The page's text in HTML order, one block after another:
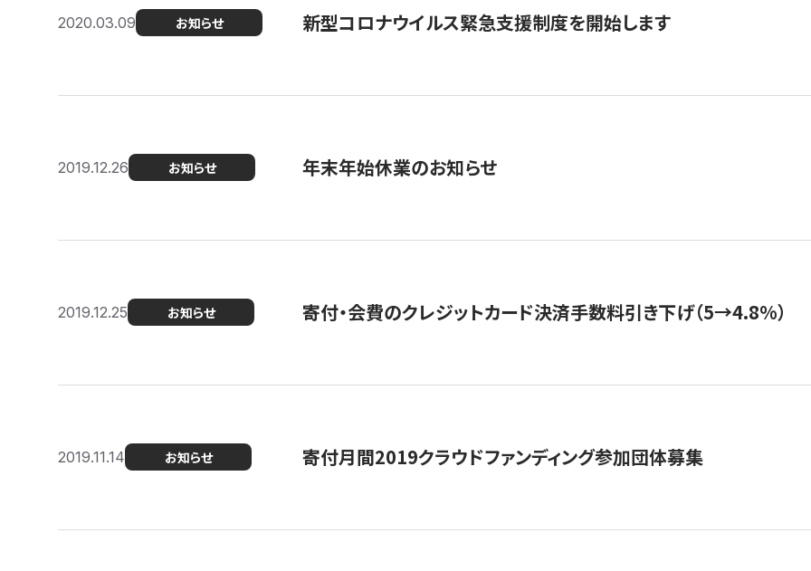
2020.03.09 お知らせ 新型コロナウイルス緊急支援制度を開始します
2019.12.26 お知らせ 年末年始休業のお知らせ
2019.12.25 お知らせ 寄付・会費のクレジットカード決済手数料引き下げ（5→4.8%）
2019.11.14 お知らせ 寄付月間2019クラウドファンディング参加団体募集